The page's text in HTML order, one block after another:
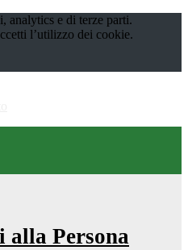
analytics e di terze parti.
l’utilizzo dei cookie.
alla Persona